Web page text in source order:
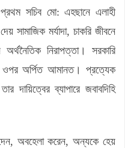
সচিব মো: এহছানে এলাহী
সামাজিক মর্যাদা, চাকরি জীবনে
নিরাপত্তা। সরকারি
ওপর অর্পিত আমানত। প্রত্যেক
দায়িত্বের ব্যাপারে জবাবদিহি
অবহেলা করেন, অন্যকে হেয়